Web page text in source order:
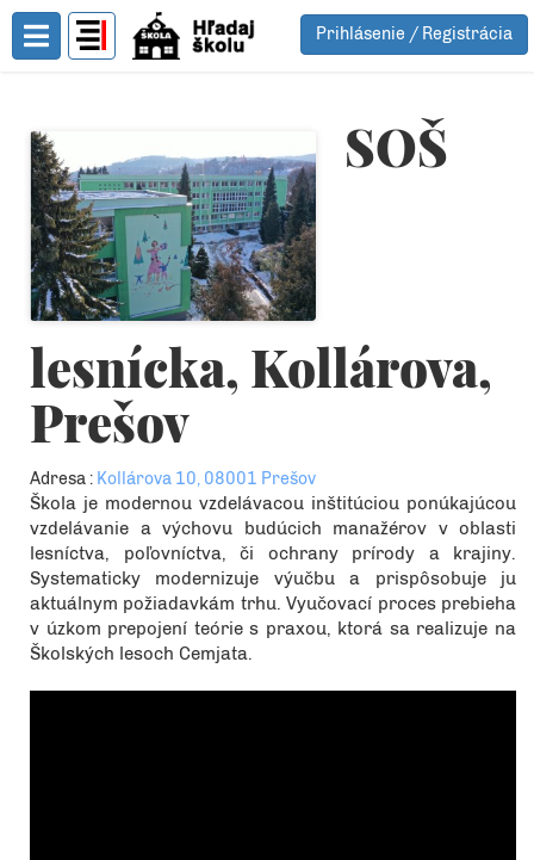
Toggle Menu
Prihlásenie / Registrácia
SOŠ
lesnícka, Kollárova,
Prešov
Adresa : Kollárova 10, 08001 Prešov
Škola je modernou vzdelávacou inštitúciou ponúkajúcou
vzdelávanie a výchovu budúcich manažérov v oblasti
lesníctva, poľovníctva, či ochrany prírody a krajiny.
Systematicky modernizuje výučbu a prispôsobuje ju
aktuálnym požiadavkám trhu. Vyučovací proces prebieha
v úzkom prepojení teórie s praxou, ktorá sa realizuje na
Školských lesoch Cemjata.